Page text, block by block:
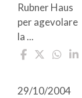
Rubner Haus
per agevolare
la ...
29/10/2004